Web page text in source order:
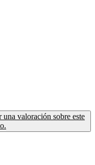
una valoración sobre este